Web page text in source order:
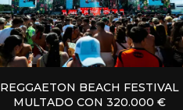
REGGAETON BEACH FESTIVAL
MULTADO CON 320.000 €